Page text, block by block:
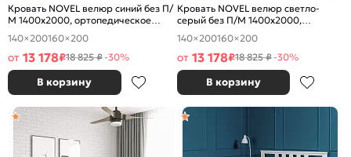
Кровать NOVEL велюр синий без П/
М 1400x2000, ортопедическое
основание, изголовье мягкое
140×200160×200
от 13 178₽18 825 ₽-30%
В корзину
Кровать NOVEL велюр светло-
серый без П/М 1400x2000,
ортопедическое основание,
изголовье мягкое
140×200160×200
от 13 178₽18 825 ₽-30%
В корзину